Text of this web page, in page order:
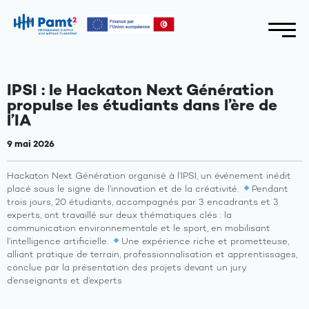
IPSI : le Hackaton Next Génération
propulse les étudiants dans l’ère de
l’IA
9 mai 2026
Hackaton Next Génération organisé à l’IPSI, un événement inédit
placé sous le signe de l’innovation et de la créativité.
Pendant
trois jours, 20 étudiants, accompagnés par 3 encadrants et 3
experts, ont travaillé sur deux thématiques clés : la
communication environnementale et le sport, en mobilisant
l’intelligence artificielle.
Une expérience riche et prometteuse,
alliant pratique de terrain, professionnalisation et apprentissages,
conclue par la présentation des projets devant un jury
d’enseignants et d’experts